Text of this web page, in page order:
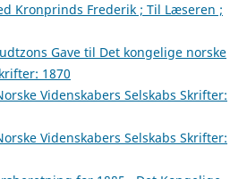
Kronprinds Frederik ; Til Læseren ;
Gave til Det kongelige norske
1870
Videnskabers Selskabs Skrifter:
Videnskabers Selskabs Skrifter: